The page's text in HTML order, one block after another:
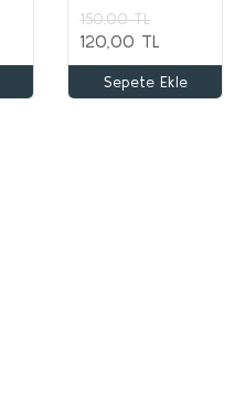
150,00 TL
120,00 TL
Sepete Ekle